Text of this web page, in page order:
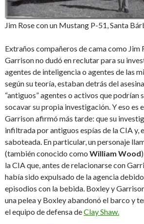
Jim Rose con un Mustang P-51, Santa
Extraños compañeros de cama como Jim
Garrison no dudó en reclutar para su
agentes de inteligencia o agentes de las
según su teoría, estaban detrás del
“antiguos” agentes o activos que podrían
socavar su propia investigación. Y eso es
Garrison afirmó más tarde: que su
infiltrada por antiguos espías de la CIA y,
saboteada. En particular, un personaje
(también conocido como William Wood
la CIA que, antes de relacionarse con
había sido expulsado de la agencia
episodios con la bebida. Boxley y
una pelea y Boxley abandonó el barco y
el equipo de defensa deClay Shaw.